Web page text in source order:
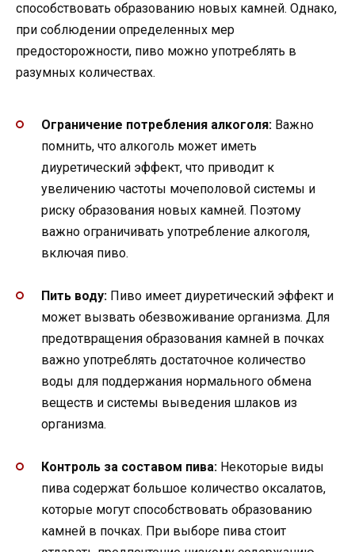
способствовать образованию новых камней. Однако,
при соблюдении определенных мер
предосторожности, пиво можно употреблять в
разумных количествах.
Ограничение потребления алкоголя: Важно
помнить, что алкоголь может иметь
диуретический эффект, что приводит к
увеличению частоты мочеполовой системы и
риску образования новых камней. Поэтому
важно ограничивать употребление алкоголя,
включая пиво.
Пить воду: Пиво имеет диуретический эффект и
может вызвать обезвоживание организма. Для
предотвращения образования камней в почках
важно употреблять достаточное количество
воды для поддержания нормального обмена
веществ и системы выведения шлаков из
организма.
Контроль за составом пива: Некоторые виды
пива содержат большое количество оксалатов,
которые могут способствовать образованию
камней в почках. При выборе пива стоит